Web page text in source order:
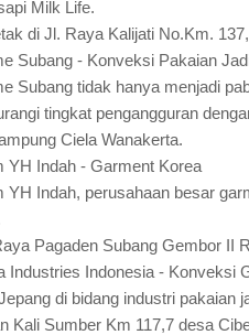
Milk Life.
di Jl. Raya Kalijati No.Km.
Subang - Konveksi Pakaian
Subang tidak hanya menjadi
tingkat pengangguran
Ciela Wanakerta.
YH Indah - Garment Korea
YH Indah, perusahaan besar
Pagaden Subang Gembor II
Industries Indonesia - Konveksi
di bidang industri pakaian
Kali Sumber Km 117,7 desa